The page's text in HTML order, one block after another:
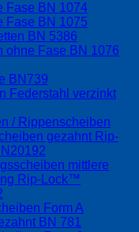
Fase BN 1074
Fase BN 1075
BN 5386
ohne Fase BN 1076
BN739
Federstahl verzinkt
/ Rippenscheiben
gezahnt Rip-
mittlere
Rip-Lock™
Form A
BN 781